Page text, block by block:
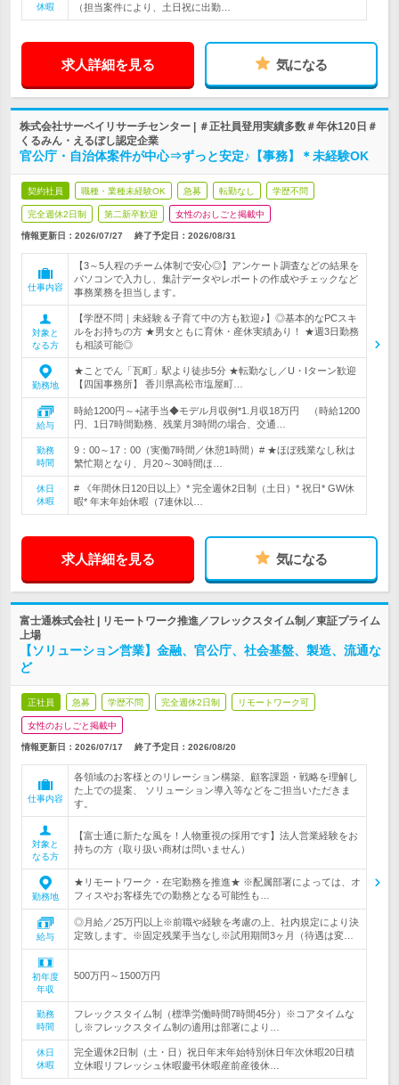
休暇
（担当案件により、土日祝に出勤…
求人詳細を見る 気になる
株式会社サーベイリサーチセンター | ＃正社員登用実績多数＃年休120日＃
くるみん・えるぼし認定企業
官公庁・自治体案件が中心⇒ずっと安定♪【事務】＊未経験OK
契約社員 職種・業種未経験OK 急募 転勤なし 学歴不問
完全週休2日制 第二新卒歓迎 女性のおしごと掲載中
情報更新日：2026/07/27 終了予定日： 2026/08/31
仕事内容
【3～5人程のチーム体制で安心◎】アンケート調査などの結果を
パソコンで入力し、集計データやレポートの作成やチェックなど
事務業務を担当します。
対象と
なる方
【学歴不問｜未経験＆子育て中の方も歓迎♪】◎基本的なPCスキ
ルをお持ちの方 ★男女ともに育休・産休実績あり！ ★週3日勤務
も相談可能◎
勤務地
★ことでん「瓦町」駅より徒歩5分 ★転勤なし／U・Iターン歓迎
【四国事務所】 香川県高松市塩屋町…
給与
時給1200円～+諸手当◆モデル月収例*1.月収18万円 （時給1200
円、1日7時間勤務、残業月3時間の場合、交通…
勤務
時間
9：00～17：00（実働7時間／休憩1時間）# ★ほぼ残業なし秋は
繁忙期となり、月20～30時間ほ…
休日
休暇
# 《年間休日120日以上》* 完全週休2日制（土日）* 祝日* GW休
暇* 年末年始休暇（7連休以…
求人詳細を見る 気になる
富士通株式会社 | リモートワーク推進／フレックスタイム制／東証プライム
上場
【ソリューション営業】金融、官公庁、社会基盤、製造、流通な
ど
正社員 急募 学歴不問 完全週休2日制 リモートワーク可
女性のおしごと掲載中
情報更新日：2026/07/17 終了予定日： 2026/08/20
仕事内容
各領域のお客様とのリレーション構築、顧客課題・戦略を理解し
た上での提案、 ソリューション導入等などをご担当いただきま
す。
対象と
なる方
【富士通に新たな風を！人物重視の採用です】法人営業経験をお
持ちの方（取り扱い商材は問いません）
勤務地
★リモートワーク・在宅勤務を推進★ ※配属部署によっては、オ
フィスやお客様先での勤務となる可能性も…
給与
◎月給／25万円以上※前職や経験を考慮の上、社内規定により決
定致します。※固定残業手当なし※試用期間3ヶ月（待遇は変…
初年度
年収
500万円～1500万円
勤務
時間
フレックスタイム制（標準労働時間7時間45分）※コアタイムな
し※フレックスタイム制の適用は部署により…
休日
休暇
完全週休2日制（土・日）祝日年末年始特別休日年次休暇20日積
立休暇リフレッシュ休暇慶弔休暇産前産後休…